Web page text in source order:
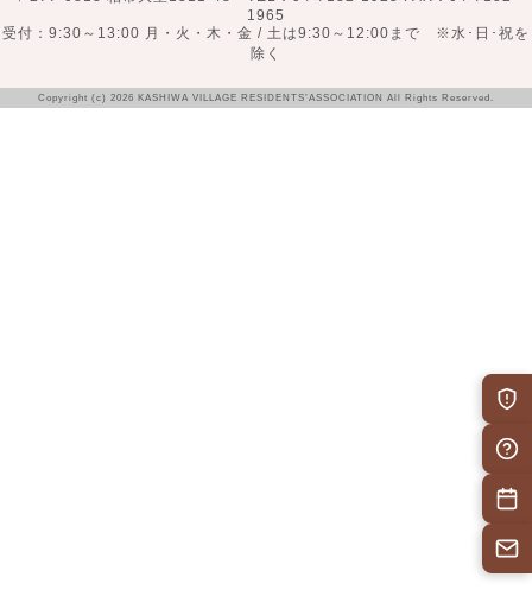
1965
受付：9:30～13:00 月・火・木・金 / 土は9:30～12:00まで ※水･日･祝を
除く
Copyright (c) 2026 KASHIWA VILLAGE RESIDENTS’ASSOCIATION All Rights Reserved.